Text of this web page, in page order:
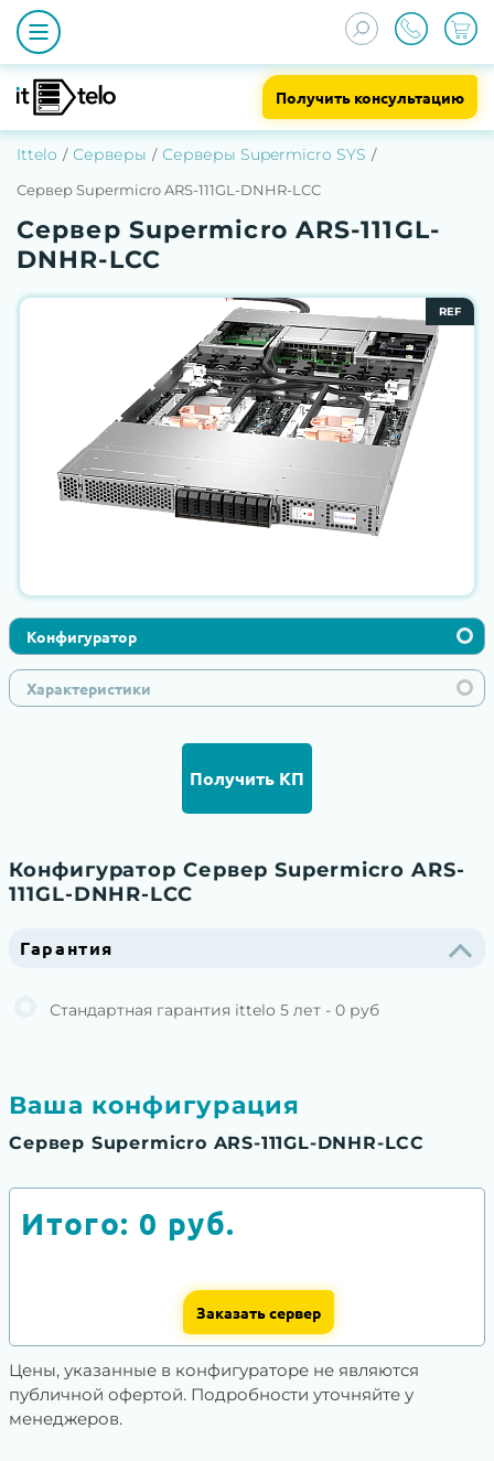
Получить консультацию
Ittelo Серверы Серверы Supermicro SYS
Сервер Supermicro ARS-111GL-DNHR-LCC
Сервер Supermicro ARS-111GL-
DNHR-LCC
REF
Конфигуратор
Характеристики
Получить КП
Конфигуратор Сервер Supermicro ARS-
111GL-DNHR-LCC
Гарантия
Стандартная гарантия ittelo 5 лет - 0 руб
Ваша конфигурация
Сервер Supermicro ARS-111GL-DNHR-LCC
Итого: 0 руб.
Заказать сервер
Цены, указанные в конфигураторе не являются
публичной офертой. Подробности уточняйте у
менеджеров.